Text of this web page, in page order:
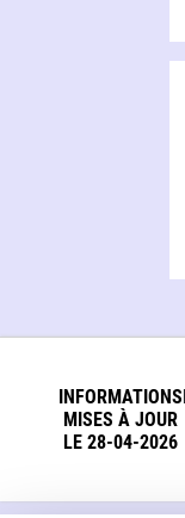
INFORMATIONS
MISES À JOUR
LE 28-04-2026